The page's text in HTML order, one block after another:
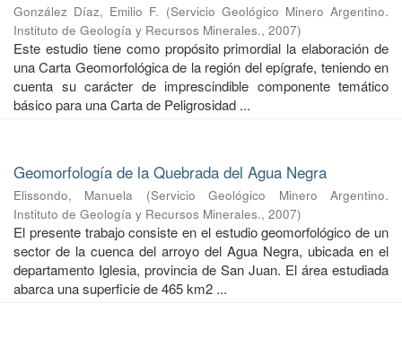
González Díaz, Emilio F. (Servicio Geológico Minero Argentino.
Instituto de Geología y Recursos Minerales., 2007)
Este estudio tiene como propósito primordial la elaboración de
una Carta Geomorfológica de la región del epígrafe, teniendo en
cuenta su carácter de imprescindible componente temático
básico para una Carta de Peligrosidad ...
Geomorfología de la Quebrada del Agua Negra
Elissondo, Manuela (Servicio Geológico Minero Argentino.
Instituto de Geología y Recursos Minerales., 2007)
El presente trabajo consiste en el estudio geomorfológico de un
sector de la cuenca del arroyo del Agua Negra, ubicada en el
departamento Iglesia, provincia de San Juan. El área estudiada
abarca una superficie de 465 km2 ...